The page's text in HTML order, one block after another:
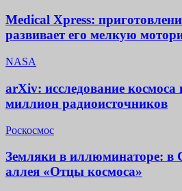
Medical Xpress:
развивает его мелкую
NASA
arXiv: исследование
миллион радиоисточников
Роскосмос
Земляки в иллюминаторе: в
аллея «Отцы космоса»